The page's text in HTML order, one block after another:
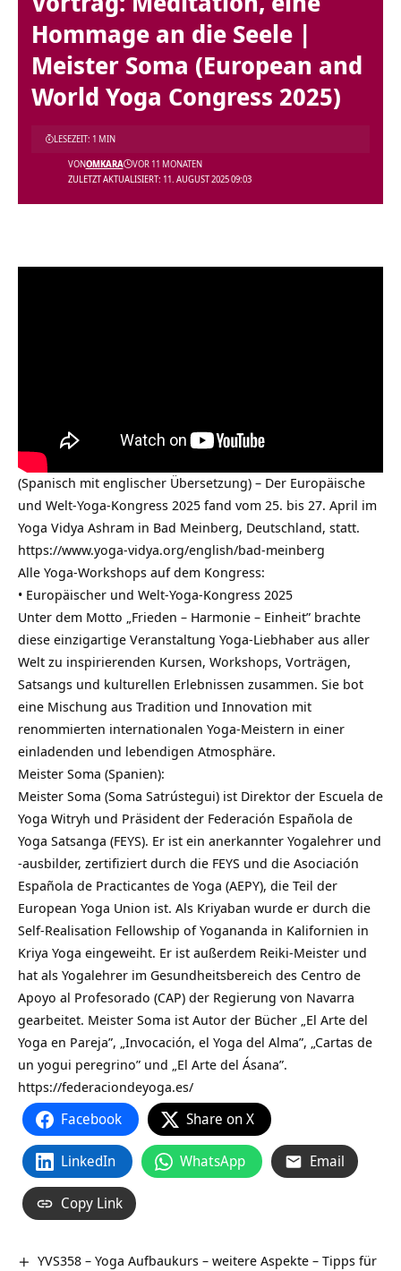
Hommage an die Seele |
Meister Soma (European and
World Yoga Congress 2025)
ZULETZT AKTUALISIERT: 11. AUGUST 2025 09:03
VONOMKARA VOR 11 MONATEN
LESEZEIT: 1 MIN
(Spanisch mit englischer Übersetzung) – Der Europäische
und Welt-Yoga-Kongress 2025 fand vom 25. bis 27. April im
Yoga Vidya Ashram in Bad Meinberg, Deutschland, statt.
https://www.yoga-vidya.org/english/bad-meinberg
Alle Yoga-Workshops auf dem Kongress:
• Europäischer und Welt-Yoga-Kongress 2025
Unter dem Motto „Frieden – Harmonie – Einheit” brachte
diese einzigartige Veranstaltung Yoga-Liebhaber aus aller
Welt zu inspirierenden Kursen, Workshops, Vorträgen,
Satsangs und kulturellen Erlebnissen zusammen. Sie bot
eine Mischung aus Tradition und Innovation mit
renommierten internationalen Yoga-Meistern in einer
einladenden und lebendigen Atmosphäre.
Meister Soma (Spanien):
Meister Soma (Soma Satrústegui) ist Direktor der Escuela de
Yoga Witryh und Präsident der Federación Española de
Yoga Satsanga (FEYS). Er ist ein anerkannter Yogalehrer und
-ausbilder, zertifiziert durch die FEYS und die Asociación
Española de Practicantes de Yoga (AEPY), die Teil der
European Yoga Union ist. Als Kriyaban wurde er durch die
Self-Realisation Fellowship of Yogananda in Kalifornien in
Kriya Yoga eingeweiht. Er ist außerdem Reiki-Meister und
hat als Yogalehrer im Gesundheitsbereich des Centro de
Apoyo al Profesorado (CAP) der Regierung von Navarra
gearbeitet. Meister Soma ist Autor der Bücher „El Arte del
Yoga en Pareja”, „Invocación, el Yoga del Alma”, „Cartas de
un yogui peregrino” und „El Arte del Ásana”.
https://federaciondeyoga.es/
Facebook Share on X
LinkedIn WhatsApp Email
Copy Link
YVS358 – Yoga Aufbaukurs – weitere Aspekte – Tipps für